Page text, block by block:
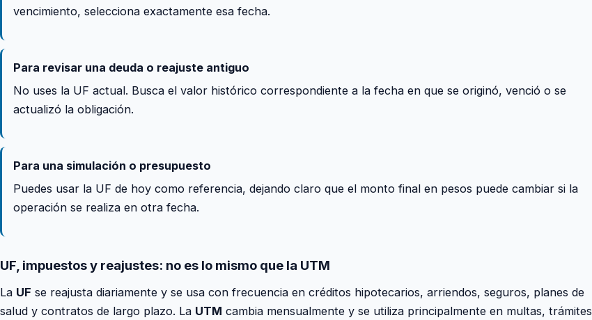
vencimiento, selecciona exactamente esa fecha.
Para revisar una deuda o reajuste antiguo
No uses la UF actual. Busca el valor histórico correspondiente a la fecha en que se originó, venció o se
actualizó la obligación.
Para una simulación o presupuesto
Puedes usar la UF de hoy como referencia, dejando claro que el monto final en pesos puede cambiar si la
operación se realiza en otra fecha.
UF, impuestos y reajustes: no es lo mismo que la UTM
La UF se reajusta diariamente y se usa con frecuencia en créditos hipotecarios, arriendos, seguros, planes de
salud y contratos de largo plazo. La UTM cambia mensualmente y se utiliza principalmente en multas, trámites